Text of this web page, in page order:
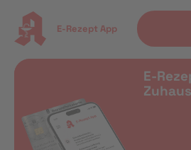
E-Rezept App
E-